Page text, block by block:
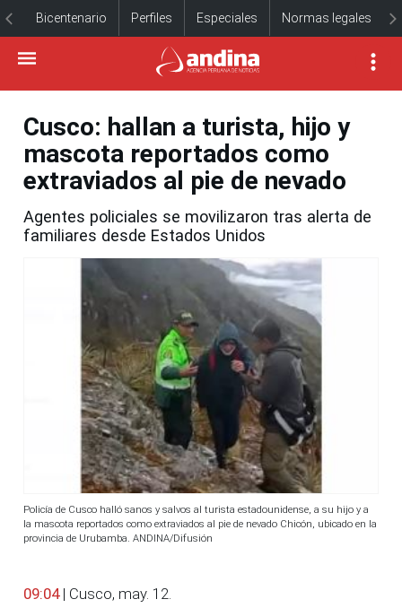
Bicentenario Perfiles Especiales Normas legales
Cusco: hallan a turista, hijo y
mascota reportados como
extraviados al pie de nevado
Agentes policiales se movilizaron tras alerta de
familiares desde Estados Unidos
Policía de Cusco halló sanos y salvos al turista estadounidense, a su hijo y a
la mascota reportados como extraviados al pie de nevado Chicón, ubicado en la
provincia de Urubamba. ANDINA/Difusión
09:04 | Cusco, may. 12.